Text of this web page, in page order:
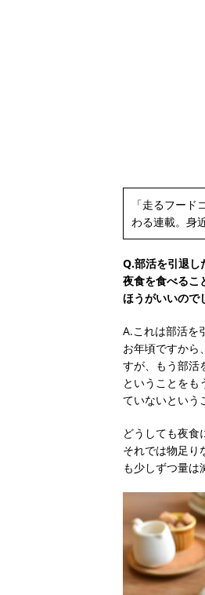
「走るフー
わる連載。身
Q.部活を引退し
夜食を食べるこ
ほうがいいので
A.これは部活を
お年頃ですから
すが、もう部活
ということをも
ていないという
どうしても夜食
それでは物足り
も少しずつ量は